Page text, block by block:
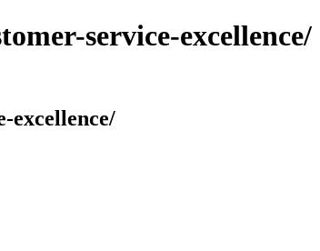
service-excellence/
excellence/